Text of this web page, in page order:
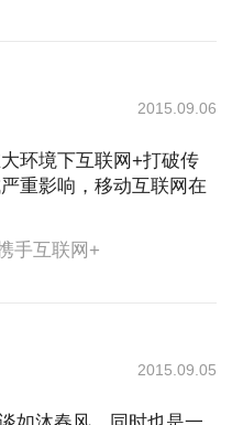
2015.09.06
环境下互联网+打破传
重影响，移动互联网在
手互联网+
2015.09.05